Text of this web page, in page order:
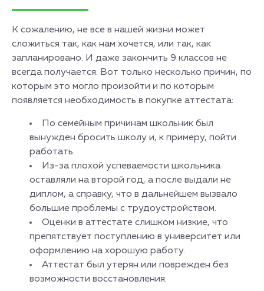
К сожалению, не все в нашей жизни может
сложиться так, как нам хочется, или так, как
запланировано. И даже закончить 9 классов не
всегда получается. Вот только несколько причин, по
которым это могло произойти и по которым
появляется необходимость в покупке аттестата:
По семейным причинам школьник был
вынужден бросить школу и, к примеру, пойти
работать.
Из-за плохой успеваемости школьника
оставляли на второй год, а после выдали не
диплом, а справку, что в дальнейшем вызвало
большие проблемы с трудоустройством.
Оценки в аттестате слишком низкие, что
препятствует поступлению в университет или
оформлению на хорошую работу.
Аттестат был утерян или поврежден без
возможности восстановления.